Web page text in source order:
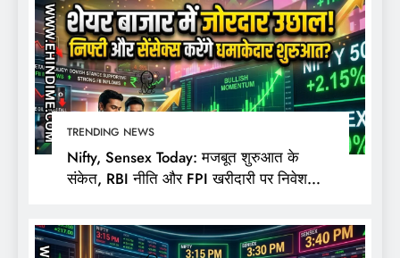
TRENDING NEWS
Nifty, Sensex Today: मजबूत शुरुआत के
संकेत, RBI नीति और FPI खरीदारी पर निवेशकों